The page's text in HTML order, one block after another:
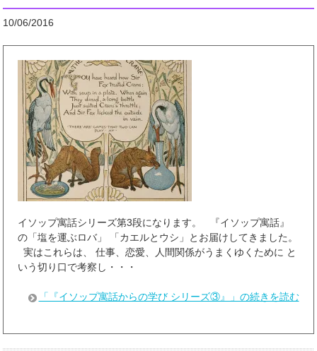
10/06/2016
イソップ寓話シリーズ第3段になります。 『イソップ寓話』
の「塩を運ぶロバ」 「カエルとウシ」とお届けしてきました。
実はこれらは、 仕事、恋愛、人間関係がうまくゆくために と
いう切り口で考察し・・・
「『イソップ寓話からの学び シリーズ③』」の続きを読む